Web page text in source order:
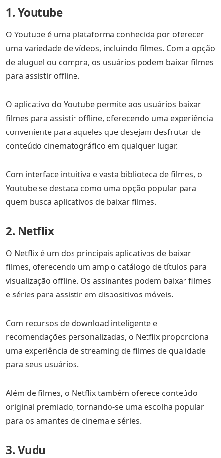
1. Youtube
O Youtube é uma plataforma conhecida por oferecer
uma variedade de vídeos, incluindo filmes. Com a opção
de aluguel ou compra, os usuários podem baixar filmes
para assistir offline.
O aplicativo do Youtube permite aos usuários baixar
filmes para assistir offline, oferecendo uma experiência
conveniente para aqueles que desejam desfrutar de
conteúdo cinematográfico em qualquer lugar.
Com interface intuitiva e vasta biblioteca de filmes, o
Youtube se destaca como uma opção popular para
quem busca aplicativos de baixar filmes.
2. Netflix
O Netflix é um dos principais aplicativos de baixar
filmes, oferecendo um amplo catálogo de títulos para
visualização offline. Os assinantes podem baixar filmes
e séries para assistir em dispositivos móveis.
Com recursos de download inteligente e
recomendações personalizadas, o Netflix proporciona
uma experiência de streaming de filmes de qualidade
para seus usuários.
Além de filmes, o Netflix também oferece conteúdo
original premiado, tornando-se uma escolha popular
para os amantes de cinema e séries.
3. Vudu